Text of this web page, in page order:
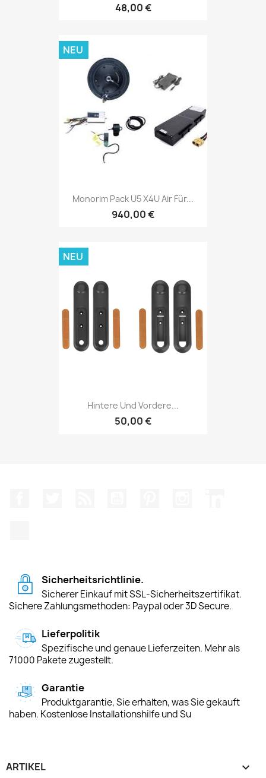
48,00 €
Monorim Pack U5 X4U Air Für...
940,00 €
NEU
Hintere Und Vordere...
50,00 €
NEU
Sicherheitsrichtlinie.
Sicherer Einkauf mit SSL-Sicherheitszertifikat.
Sichere Zahlungsmethoden: Paypal oder 3D Secure.
Lieferpolitik
Spezifische und genaue Lieferzeiten. Mehr als
71000 Pakete zugestellt.
Garantie
Produktgarantie, Sie erhalten, was Sie gekauft
haben. Kostenlose Installationshilfe und Su
ARTIKEL 